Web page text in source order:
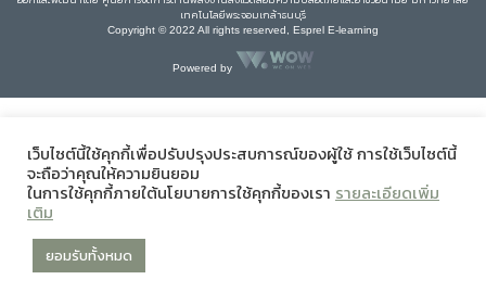
เทคโนโลยีพระจอมเกล้าธนบุรี
Copyright © 2022 All rights reserved, Esprel E-learning
Powered by
เว็บไซต์นี้ใช้คุกกี้เพื่อปรับปรุงประสบการณ์ของผู้ใช้ การใช้เว็บไซต์นี้
จะถือว่าคุณให้ความยินยอม
ในการใช้คุกกี้ภายใต้นโยบายการใช้คุกกี้ของเรา รายละเอียดเพิ่ม
เติม
ยอมรับทั้งหมด